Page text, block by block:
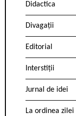
Didactica
Divagații
Editorial
Interstiții
Jurnal de idei
La ordinea zilei